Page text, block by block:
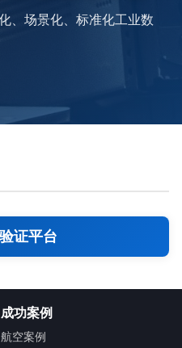
、场景化、标准化工业数
证平台
成功案例
航空案例